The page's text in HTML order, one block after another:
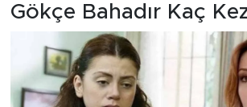
Gökçe Bahadır Kaç